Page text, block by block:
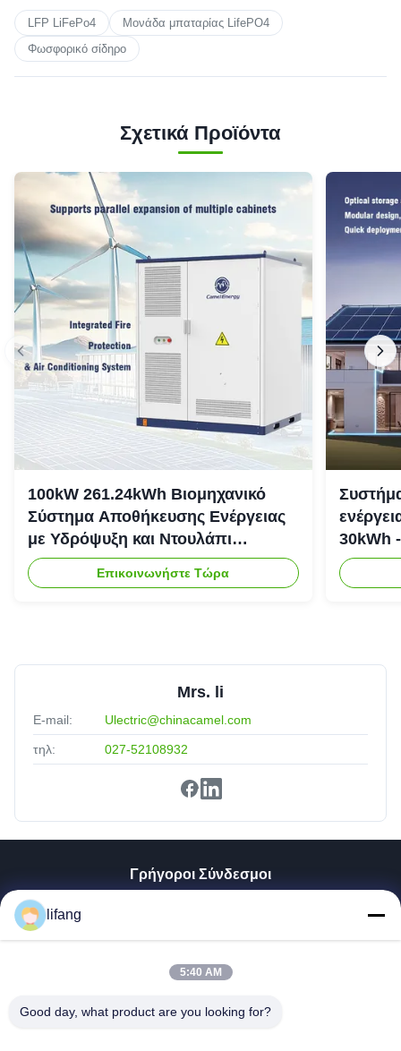
LFP LiFePo4
Μονάδα μπαταρίας LifePO4
Φωσφορικό σίδηρο
Σχετικά Προϊόντα
100kW 261.24kWh Βιομηχανικό
Σύστημα Αποθήκευσης Ενέργειας
με Υδρόψυξη και Ντουλάπι
Αποθήκευσης Ενέργειας IP54
Επικοινωνήστε Τώρα
30kWh
Mrs. li
E-mail: Ulectric@chinacamel.com
τηλ: 027-52108932
Γρήγοροι Σύνδεσμοι
Γύρος Εργοστασίων
Επαφή
lifang
5:40 AM
Good day, what product are you looking for?